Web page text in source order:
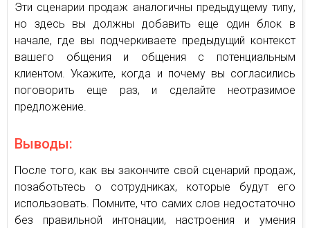
Эти сценарии продаж аналогичны предыдущему типу,
но здесь вы должны добавить еще один блок в
начале, где вы подчеркиваете предыдущий контекст
вашего общения и общения с потенциальным
клиентом. Укажите, когда и почему вы согласились
поговорить еще раз, и сделайте неотразимое
предложение.
Выводы:
После того, как вы закончите свой сценарий продаж,
позаботьтесь о сотрудниках, которые будут его
использовать. Помните, что самих слов недостаточно
без правильной интонации, настроения и умения